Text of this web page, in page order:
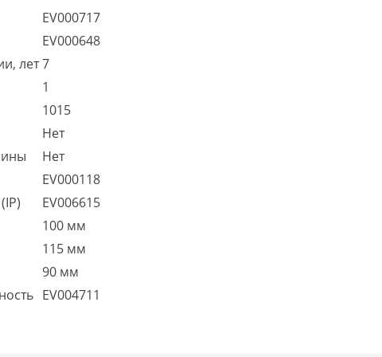
EV000717
EV000648
лет7
1
1015
Нет
Нет
EV000118
EV006615
100 мм
115 мм
90 мм
EV004711